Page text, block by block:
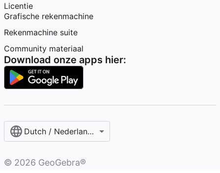
Licentie
Grafische rekenmachine
Rekenmachine suite
Community materiaal
Download onze apps hier:
Dutch / Nederlands‎ (België)‎
© 2026 GeoGebra®